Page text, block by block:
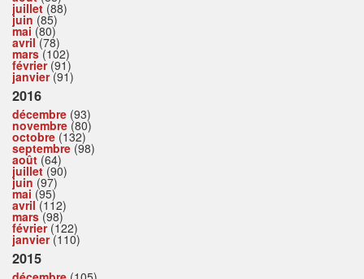
juillet(88)
juin (85)
mai (80)
avril(78)
mars(102)
février(91)
janvier(91)
2016
décembre (93)
novembre (80)
octobre (132)
septembre (98)
août (64)
juillet(90)
juin (97)
mai (95)
avril(112)
mars(98)
février(122)
janvier(110)
2015